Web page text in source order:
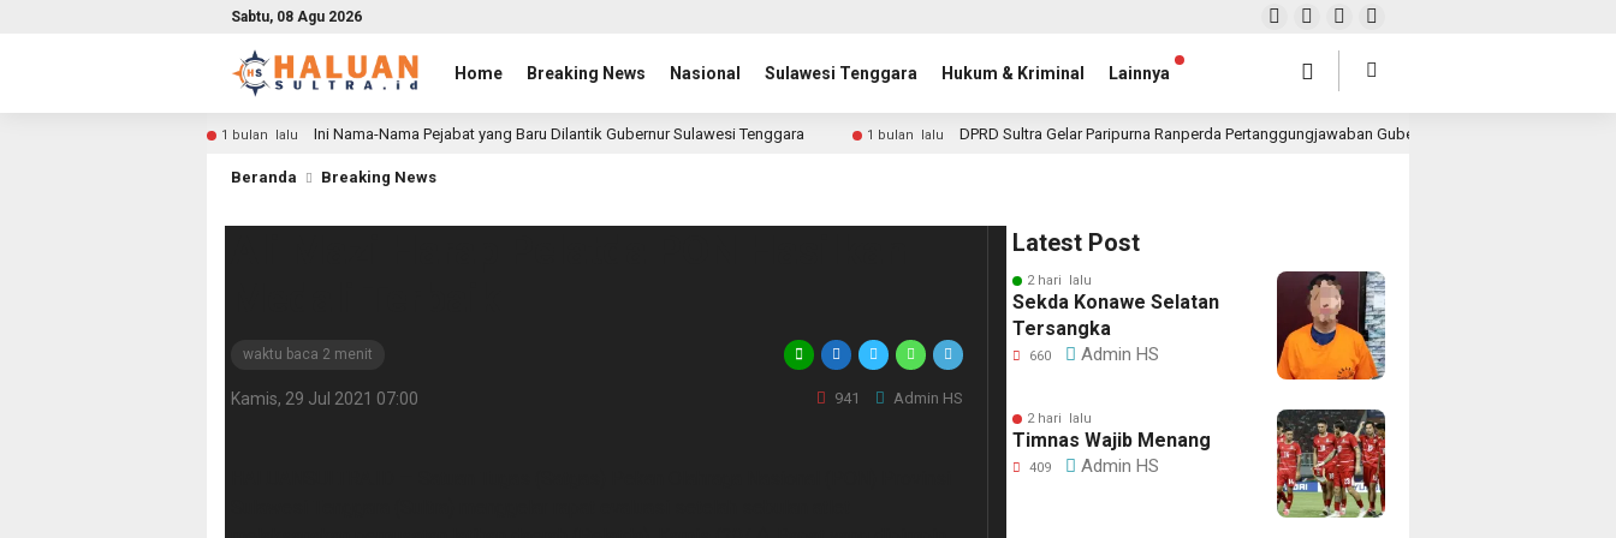
Sabtu, 08 Agu 2026
Home Breaking News Nasional Sulawesi Tenggara Hukum & Kriminal Lainnya
1 bulan lalu Ini Nama-Nama Pejabat yang Baru Dilantik Gubernur Sulawesi Tenggara 1 bulan lalu DPRD Sultra Gelar Paripurna Ranperda Pertanggungjawaban Gubernur 2025, Realisasi APBD
Beranda Breaking News
waktu baca 2 menit
Kamis, 29 Jul 2021 07:00 941 Admin HS
Latest Post
2 hari lalu
Sekda Konawe Selatan
Tersangka
660 Admin HS
2 hari lalu
Timnas Wajib Menang
409 Admin HS